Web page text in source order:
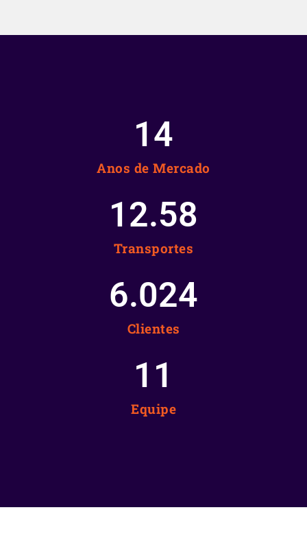
Anos de Mercado
15
Transportes
12.58
Clientes
6.025
Equipe
12